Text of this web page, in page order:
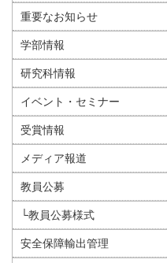
重要なお知らせ
学部情報
研究科情報
イベント・セミナー
受賞情報
メディア報道
教員公募
└教員公募様式
安全保障輸出管理